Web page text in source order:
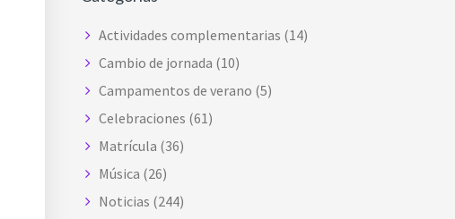
Actividades complementarias (14)
Cambio de jornada (10)
Campamentos de verano (5)
Celebraciones (61)
Matrícula (36)
Música (26)
Noticias (244)